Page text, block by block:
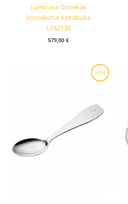
Lumoava Onnekas
korvakorut keltakulta
L742136
579,00 €
-40%
Alkuperäinen
Nykyinen
hinta